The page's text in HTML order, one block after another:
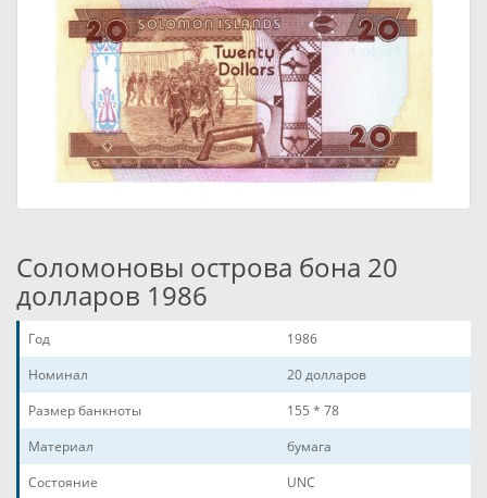
Соломоновы острова бона 20
долларов 1986
Год
1986
Номинал
20 долларов
Размер банкноты
155 * 78
Материал
бумага
Состояние
UNC